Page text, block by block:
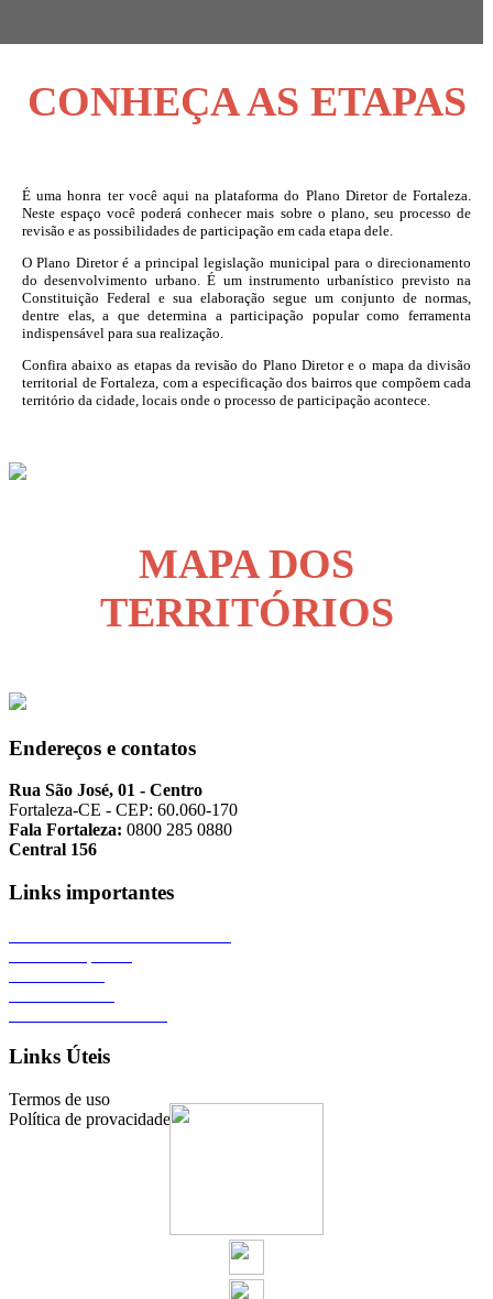
CONHEÇA AS ETAPAS
É uma honra ter você aqui na plataforma do Plano Diretor de Fortaleza.
Neste espaço você poderá conhecer mais sobre o plano, seu processo de
revisão e as possibilidades de participação em cada etapa dele.
O Plano Diretor é a principal legislação municipal para o direcionamento
do desenvolvimento urbano. É um instrumento urbanístico previsto na
Constituição Federal e sua elaboração segue um conjunto de normas,
dentre elas, a que determina a participação popular como ferramenta
indispensável para sua realização.
Confira abaixo as etapas da revisão do Plano Diretor e o mapa da divisão
territorial de Fortaleza, com a especificação dos bairros que compõem cada
território da cidade, locais onde o processo de participação acontece.
MAPA DOS
TERRITÓRIOS
Endereços e contatos
Rua São José, 01 - Centro
Fortaleza-CE - CEP: 60.060-170
Fala Fortaleza: 0800 285 0880
Central 156
Links importantes
Links Úteis
Termos de uso
Política de provacidade